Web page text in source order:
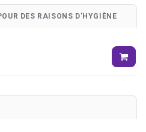
DES RAISONS D'HYGIÈNE